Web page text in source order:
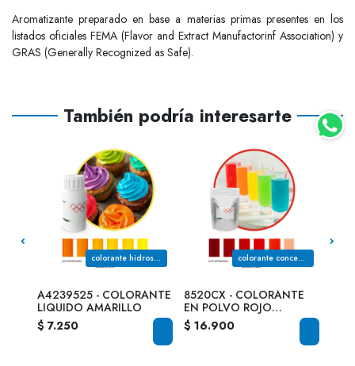
Aromatizante preparado en base a materias primas presentes en los
listados oficiales FEMA (Flavor and Extract Manufactorinf Association) y
GRAS (Generally Recognized as Safe).
También podría interesarte
colorante hidrosoluble de uso alimenticio color amarillo
A4239525 - COLORANTE
LIQUIDO AMARILLO
$ 7.250
colorante concentrado hidrosoluble de uso alimenticio color rojo tomate
8520CX - COLORANTE
EN POLVO ROJO
TOMATE
$ 16.900